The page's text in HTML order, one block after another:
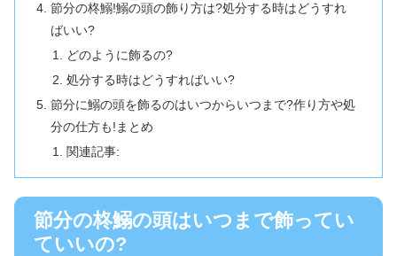
節分の柊鰯!鰯の頭の飾り方は?処分する時はどうすれ
ばいい?
どのように飾るの?
処分する時はどうすればいい?
節分に鰯の頭を飾るのはいつからいつまで?作り方や処
分の仕方も!まとめ
関連記事:
節分の柊鰯の頭はいつまで飾ってい
ていいの?